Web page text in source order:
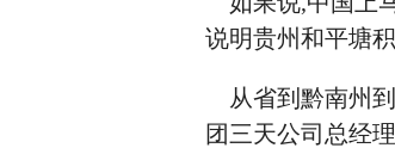
说明贵州和平塘
从省到黔南州到
团三天公司总经